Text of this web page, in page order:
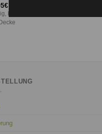
€
bestehend aus Unterlage, Kissen